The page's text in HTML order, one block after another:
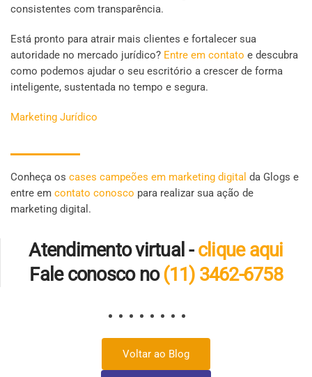
consistentes com transparência.
Está pronto para atrair mais clientes e fortalecer sua
autoridade no mercado jurídico? Entre em contato e descubra
como podemos ajudar o seu escritório a crescer de forma
inteligente, sustentada no tempo e segura.
Marketing Jurídico
Conheça os cases campeões em marketing digital da Glogs e
entre em contato conosco para realizar sua ação de
marketing digital.
Atendimento virtual -clique aqui
Fale conosco no(11) 3462-6758
Voltar ao Blog